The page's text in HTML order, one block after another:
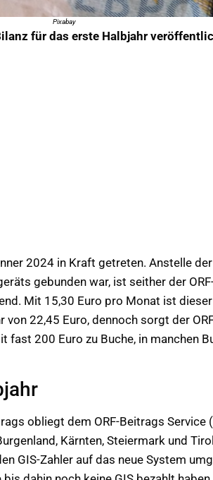
Pixabay
für das erste Halbjahr
2024 in Kraft getreten. Anstelle der
gebunden war, ist seither der
Mit 15,30 Euro pro Monat ist
22,45 Euro, dennoch sorgt der
fast 200 Euro zu Buche, in manchen
obliegt dem ORF-Beitrags Service
Kärnten, Steiermark und
GIS-Zahler auf das neue System